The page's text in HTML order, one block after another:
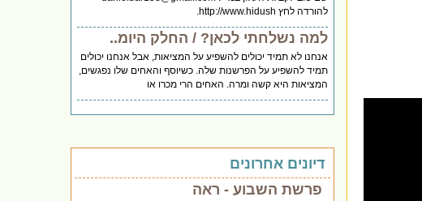
להורדה לחץ http://www.hidush.
למה נשלחתי לכאן? / החלק היומ..
אנחנו לא תמיד יכולים להשפיע על המציאות, אבל אנחנו יכולים
תמיד להשפיע על הפרשנות שלה. כשיוסף והאחים שלו נפגשים,
המציאות היא קשה ומרה. האחים הרי מכרו או
דיונים אחרונים
פרשת השבוע - ראה